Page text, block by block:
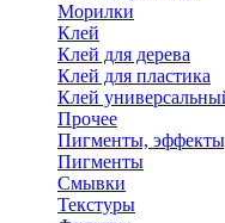
Морилки
Клей
Клей для дерева
Клей для пластика
Клей
Прочее
Пигменты,
Пигменты
Смывки
Текстуры